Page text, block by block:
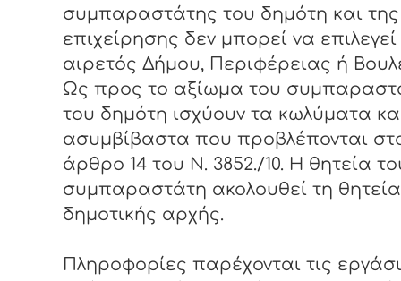
συμπαραστάτης του δημότη και της
επιχείρησης δεν μπορεί να επιλεγεί
αιρετός Δήμου, Περιφέρειας ή
Ως προς το αξίωμα του
του δημότη ισχύουν τα κωλύματα
ασυμβίβαστα που προβλέπονται
άρθρο 14 του Ν. 3852./10. Η θητεία
συμπαραστάτη ακολουθεί τη
δημοτικής αρχής.
Πληροφορίες παρέχονται τις